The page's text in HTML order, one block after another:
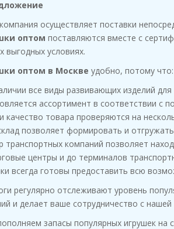
осуществляет поставки
оптом поставляются вместе с
выгодных условиях.
оптом в Москве удобно, потому что:
все виды развивающих изделий
ассортимент в соответствии
качество товара проверяются на
позволяет формировать и
транспортных компаний позволяет
центры и до терминалов
всегда готовы предоставить всю
регулярно отслеживают уровень
и делает ваше сотрудничество с
запасы популярных игрушек на